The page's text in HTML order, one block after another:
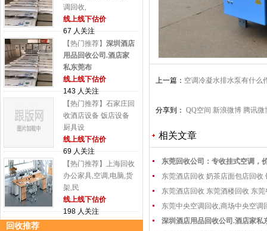
调回收,
线上线下估价
67 人关注
【热门推荐】 深圳酒店
用品回收公司.酒店家
私东莞布
线上线下估价
143 人关注
【热门推荐】石家庄回
收酒店设备 饭店设备
厨具设
线上线下估价
69 人关注
【热门推荐】上海回收
办公家具,空调,电脑,货
架,民
线上线下估价
198 人关注
回收推荐
上一篇： 空调冷凝水排水泵有什么
分享到： QQ空间 新浪微博 腾讯微
相关文章
东莞回收公司：专收挂式空调，
东莞酒店回收 奶茶店面包店回收
东莞酒店回收 东莞酒楼回收 东
东莞中央空调回收,商场中央空调
深圳酒店用品回收公司.酒店家私